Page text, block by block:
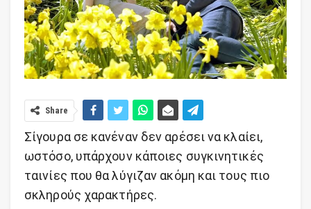
Share
Σίγουρα σε κανέναν δεν αρέσει να κλαίει,
ωστόσο, υπάρχουν κάποιες συγκινητικές
ταινίες που θα λύγιζαν ακόμη και τους πιο
σκληρούς χαρακτήρες.